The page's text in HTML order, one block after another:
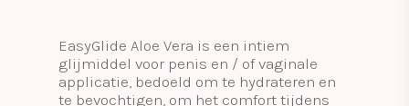
EasyGlide Aloe Vera is een intiem
glijmiddel voor penis en / of vaginale
applicatie, bedoeld om te hydrateren en
te bevochtigen, om het comfort tijdens